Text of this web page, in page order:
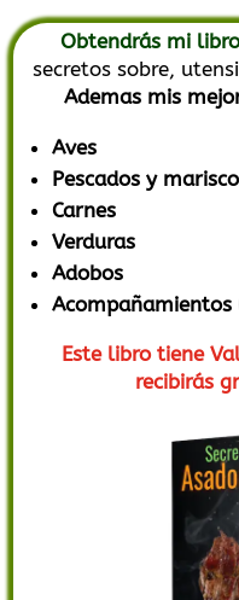
Obtendrás mi
secretos sobre,
Ademas mis
Aves
Pescados y
Carnes
Verduras
Adobos
Acompañamientos
Este libro tiene
recibirás